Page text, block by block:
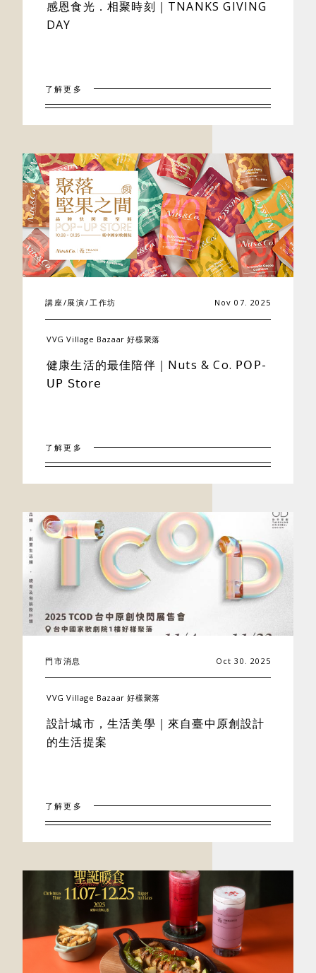
感恩食光．相聚時刻｜TNANKS GIVING
DAY
了解更多
講座/展演/工作坊 Nov 07. 2025
VVG Village Bazaar 好樣聚落
健康生活的最佳陪伴｜Nuts & Co. 𝖯𝖮𝖯-
𝖴𝖯 𝖲𝗍𝗈𝗋𝖾
了解更多
門市消息 Oct 30. 2025
VVG Village Bazaar 好樣聚落
設計城市，生活美學｜來自臺中原創設計
的生活提案
了解更多